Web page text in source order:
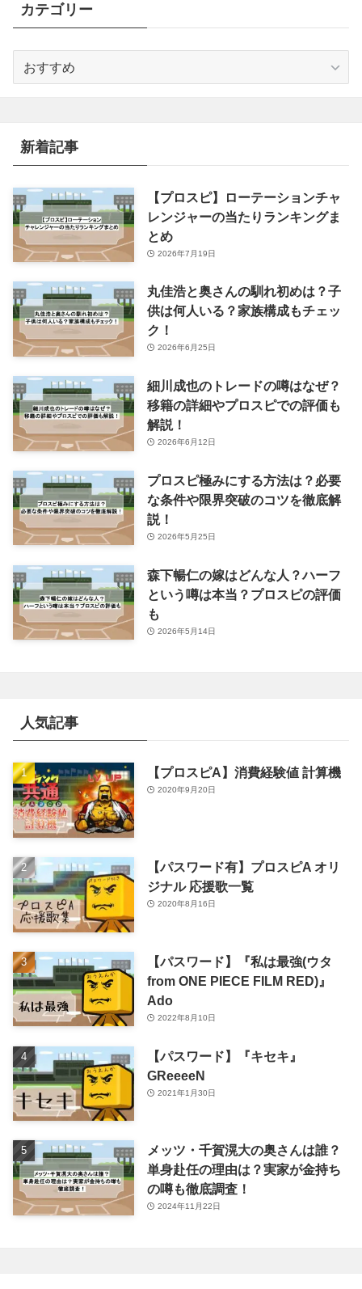
カテゴリー
ー新着記事
【プロスピ】ローテーションチャ
レンジャーの当たりランキングま
とめ
2026年7月19日
丸佳浩と奥さんの馴れ初めは？子
供は何人いる？家族構成もチェッ
ク！
2026年6月25日
細川成也のトレードの噂はなぜ？
移籍の詳細やプロスピでの評価も
解説！
2026年6月12日
プロスピ極みにする方法は？必要
な条件や限界突破のコツを徹底解
説！
2026年5月25日
森下暢仁の嫁はどんな人？ハーフ
という噂は本当？プロスピの評価
も
2026年5月14日
人気記事
【プロスピA】消費経験値 計算機
2020年9月20日
【パスワード有】プロスピA オリ
ジナル 応援歌一覧
2020年8月16日
【パスワード】『私は最強(ウタ
from ONE PIECE FILM RED)』
Ado
2022年8月10日
【パスワード】『キセキ』
GReeeeN
2021年1月30日
メッツ・千賀滉大の奥さんは誰？
単身赴任の理由は？実家が金持ち
の噂も徹底調査！
2024年11月22日